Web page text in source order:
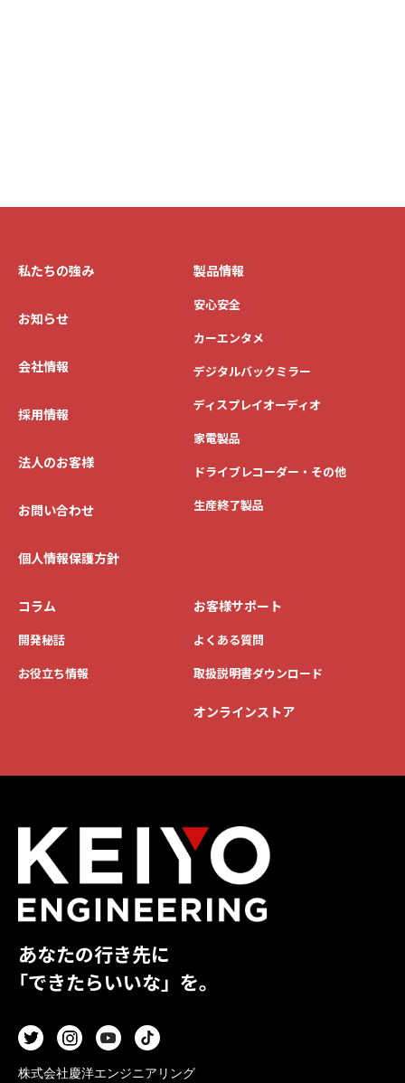
私たちの強み
お知らせ
会社情報
採用情報
法人のお客様
お問い合わせ
個人情報保護方針
製品情報
安心安全
カーエンタメ
デジタルバックミラー
ディスプレイオーディオ
家電製品
ドライブレコーダー・その他
生産終了製品
コラム
開発秘話
お役立ち情報
お客様サポート
よくある質問
取扱説明書ダウンロード
オンラインストア
あなたの行き先に
「できたらいいな」を。
株式会社慶洋エンジニアリング